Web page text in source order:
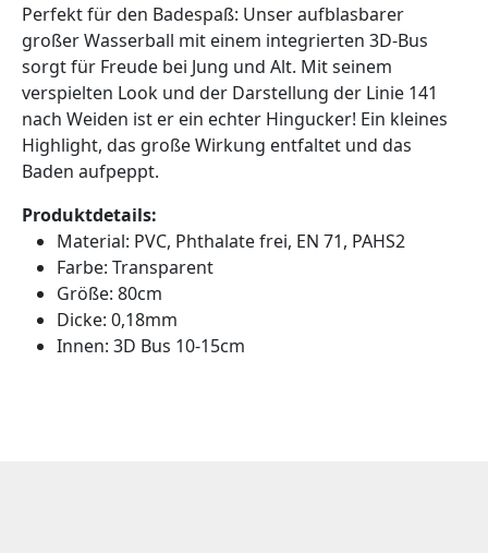
Perfekt für den Badespaß: Unser aufblasbarer
großer Wasserball mit einem integrierten 3D-Bus
sorgt für Freude bei Jung und Alt. Mit seinem
verspielten Look und der Darstellung der Linie 141
nach Weiden ist er ein echter Hingucker! Ein kleines
Highlight, das große Wirkung entfaltet und das
Baden aufpeppt.
Produktdetails:
Material: PVC, Phthalate frei, EN 71, PAHS2
Farbe: Transparent
Größe: 80cm
Dicke: 0,18mm
Innen: 3D Bus 10-15cm